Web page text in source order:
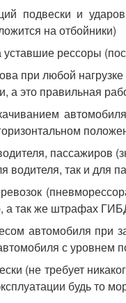
подвески и
на отбойники)
уставшие рессоры
при любой
а это правильная
пассажиров
водителя, так и для
а так же штрафах
автомобиля при
с уровнем
(не требует
будь то